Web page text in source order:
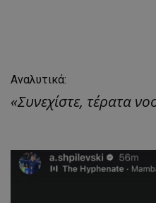
Αναλυτικά:
«Συνεχίστε, τέρατα